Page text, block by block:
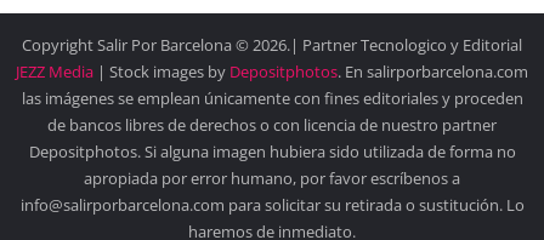
Copyright Salir Por Barcelona © 2026.| Partner Tecnologico y Editorial
JEZZ Media | Stock images by Depositphotos. En salirporbarcelona.com
las imágenes se emplean únicamente con fines editoriales y proceden
de bancos libres de derechos o con licencia de nuestro partner
Depositphotos. Si alguna imagen hubiera sido utilizada de forma no
apropiada por error humano, por favor escríbenos a
info@salirporbarcelona.com para solicitar su retirada o sustitución. Lo
haremos de inmediato.